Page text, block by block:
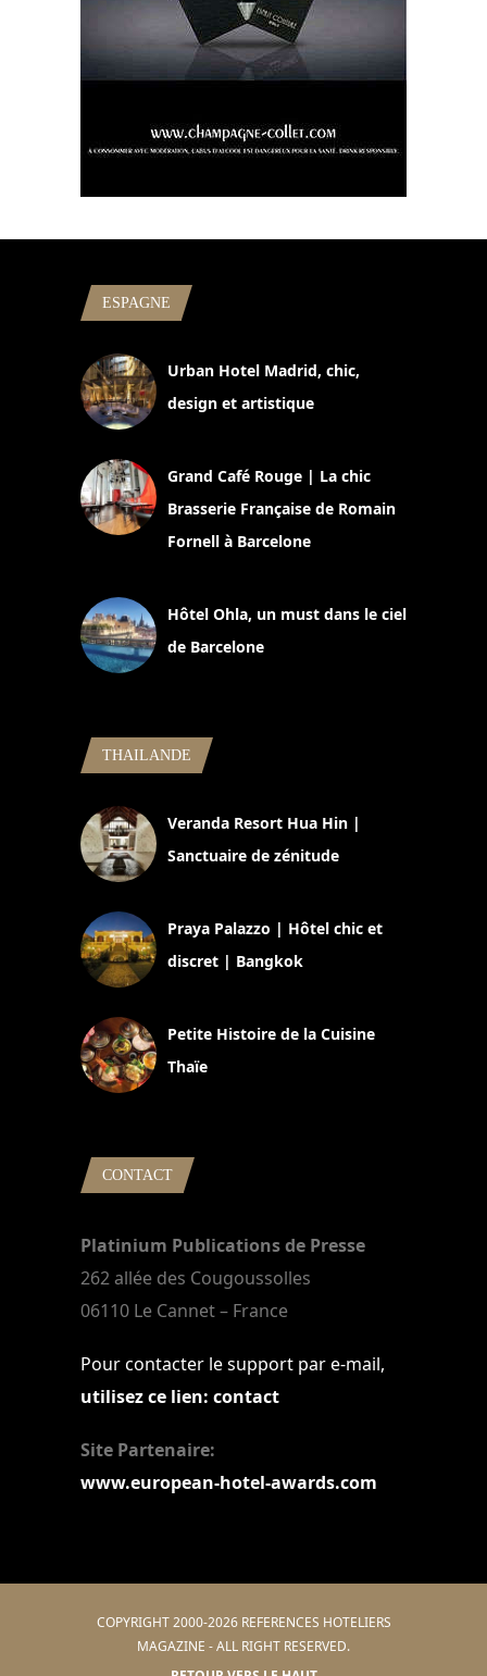
ESPAGNE
Urban Hotel Madrid, chic,
design et artistique
Grand Café Rouge | La chic
Brasserie Française de Romain
Fornell à Barcelone
Hôtel Ohla, un must dans le ciel
de Barcelone
THAILANDE
Veranda Resort Hua Hin |
Sanctuaire de zénitude
Praya Palazzo | Hôtel chic et
discret | Bangkok
Petite Histoire de la Cuisine
Thaïe
CONTACT
Platinium Publications de Presse
262 allée des Cougoussolles
06110 Le Cannet – France
Pour contacter le support par e-mail,
utilisez ce lien: contact
Site Partenaire:
www.european-hotel-awards.com
COPYRIGHT 2000-2026 REFERENCES HOTELIERS
MAGAZINE - ALL RIGHT RESERVED.